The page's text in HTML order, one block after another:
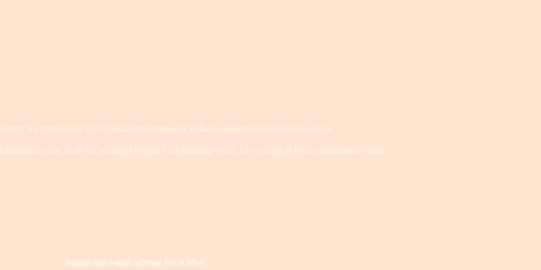
fra bestyrelsen for Dansklærerforeningens Folkeskolesektion/Grundskolesektion.
med, at de har nedlagt bloggen i sin hidtidige form, har vi valgt at flytte aktiviteterne hertil.
Indtast din e-mail adresse for at blive